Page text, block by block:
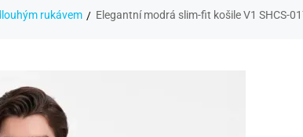
rukávem Elegantní modrá slim-fit košile V1 SHCS-